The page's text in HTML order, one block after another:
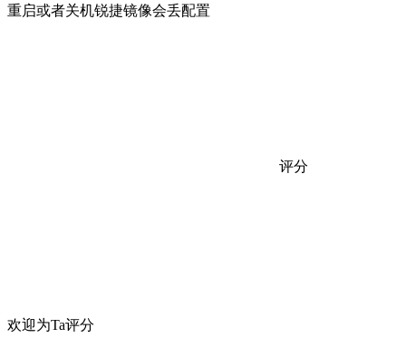
重启或者关机锐捷镜像会丢配置
评分
欢迎为Ta评分